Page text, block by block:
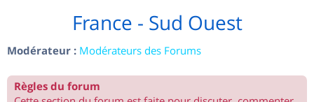
France - Sud Ouest
Modérateur : Modérateurs des Forums
Règles du forum